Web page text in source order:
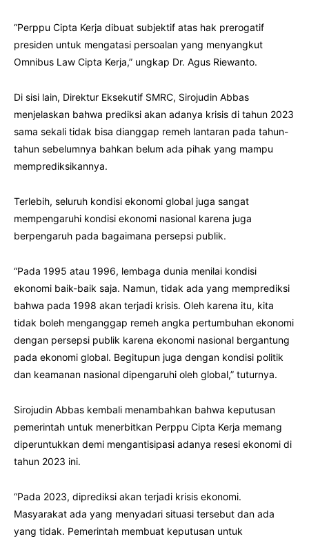
“Perppu Cipta Kerja dibuat subjektif atas hak prerogatif
presiden untuk mengatasi persoalan yang menyangkut
Omnibus Law Cipta Kerja,” ungkap Dr. Agus Riewanto.
Di sisi lain, Direktur Eksekutif SMRC, Sirojudin Abbas
menjelaskan bahwa prediksi akan adanya krisis di tahun 2023
sama sekali tidak bisa dianggap remeh lantaran pada tahun-
tahun sebelumnya bahkan belum ada pihak yang mampu
memprediksikannya.
Terlebih, seluruh kondisi ekonomi global juga sangat
mempengaruhi kondisi ekonomi nasional karena juga
berpengaruh pada bagaimana persepsi publik.
“Pada 1995 atau 1996, lembaga dunia menilai kondisi
ekonomi baik-baik saja. Namun, tidak ada yang memprediksi
bahwa pada 1998 akan terjadi krisis. Oleh karena itu, kita
tidak boleh menganggap remeh angka pertumbuhan ekonomi
dengan persepsi publik karena ekonomi nasional bergantung
pada ekonomi global. Begitupun juga dengan kondisi politik
dan keamanan nasional dipengaruhi oleh global,” tuturnya.
Sirojudin Abbas kembali menambahkan bahwa keputusan
pemerintah untuk menerbitkan Perppu Cipta Kerja memang
diperuntukkan demi mengantisipasi adanya resesi ekonomi di
tahun 2023 ini.
“Pada 2023, diprediksi akan terjadi krisis ekonomi.
Masyarakat ada yang menyadari situasi tersebut dan ada
yang tidak. Pemerintah membuat keputusan untuk